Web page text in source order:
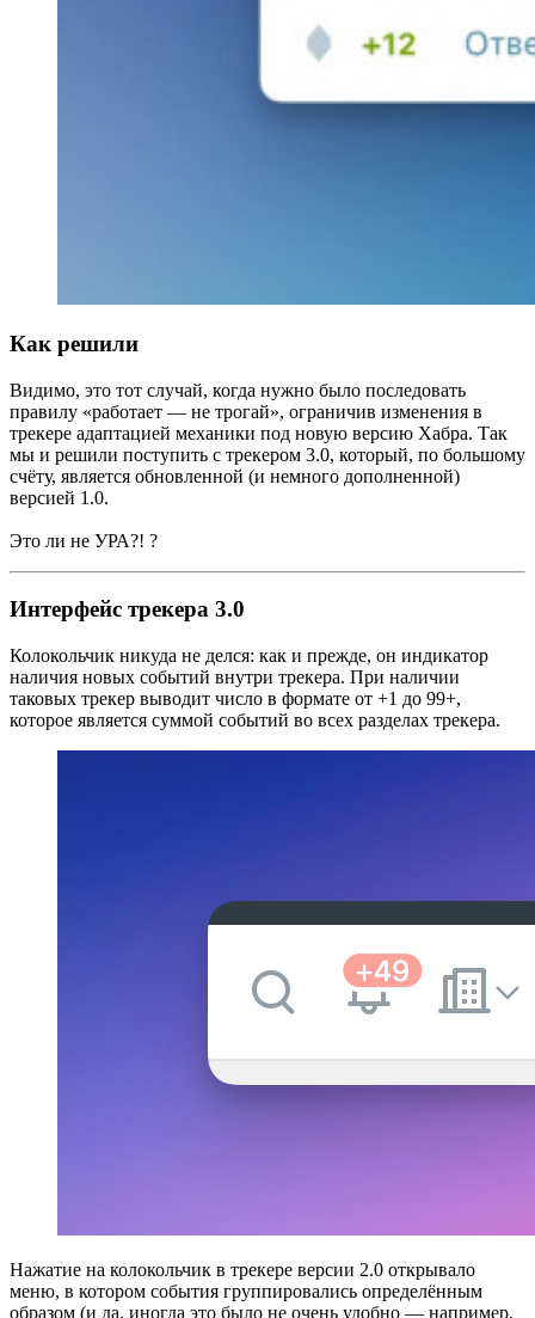
Как решили
Видимо, это тот случай, когда нужно было последовать
правилу «работает — не трогай», ограничив изменения в
трекере адаптацией механики под новую версию Хабра. Так
мы и решили поступить с трекером 3.0, который, по большому
счёту, является обновленной (и немного дополненной)
версией 1.0.
Это ли не УРА?! ?
Интерфейс трекера 3.0
Колокольчик никуда не делся: как и прежде, он индикатор
наличия новых событий внутри трекера. При наличии
таковых трекер выводит число в формате от +1 до 99+,
которое является суммой событий во всех разделах трекера.
Нажатие на колокольчик в трекере версии 2.0 открывало
меню, в котором события группировались определённым
образом (и да, иногда это было не очень удобно — например,